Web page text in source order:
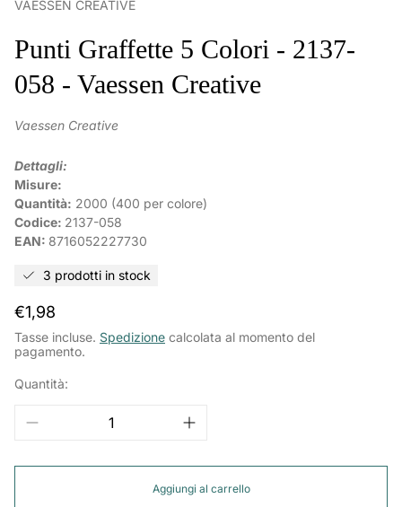
VAESSEN CREATIVE
Punti Graffette 5 Colori - 2137-
058 - Vaessen Creative
Vaessen Creative
Dettagli:
Misure:
Quantità: 2000 (400 per colore)
Codice: 2137-058
EAN: 8716052227730
3 prodotti in stock
Prezzo
normale
€1,98
Tasse incluse. Spedizione calcolata al momento del
pagamento.
Quantità:
Aggiungi al carrello